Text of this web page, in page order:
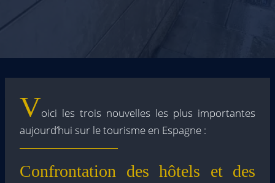
Voici les trois nouvelles les plus importantes
aujourd’hui sur le tourisme en Espagne :
Confrontation des hôtels et des